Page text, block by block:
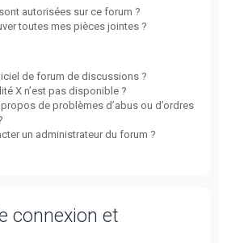
autorisées sur ce forum ?
toutes mes pièces jointes ?
de forum de discussions ?
X n’est pas disponible ?
de problèmes d’abus ou d’ordres
un administrateur du forum ?
connexion et